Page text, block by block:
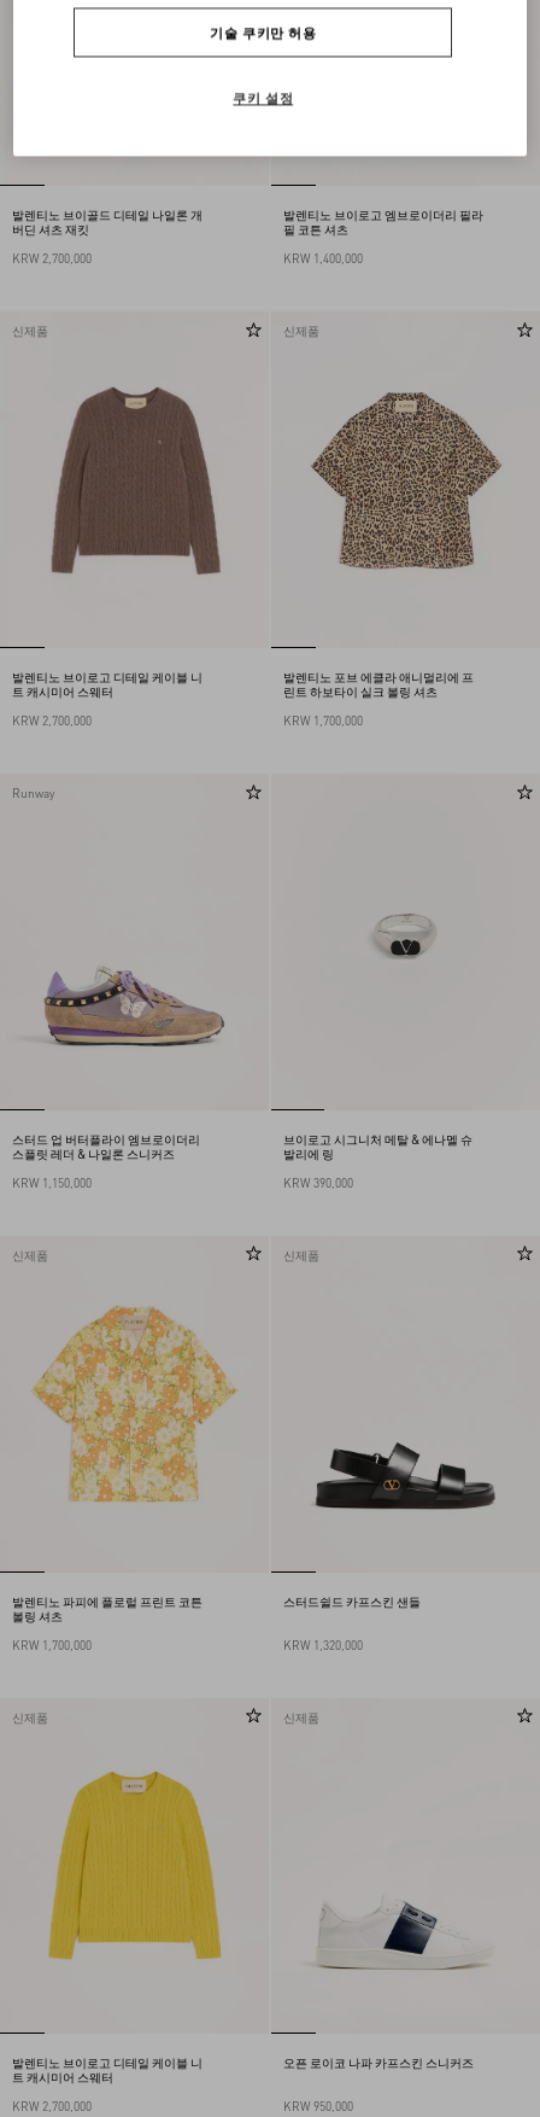
발렌티노 브이골드 디테일 나일론 개
버딘 셔츠 재킷
KRW 2,700,000
발렌티노 브이로고 엠브로이더리 필라
필 코튼 셔츠
KRW 1,400,000
신제품
발렌티노 브이로고 디테일 케이블 니
트 캐시미어 스웨터
KRW 2,700,000
신제품
발렌티노 포브 에클라 애니멀리에 프
린트 하보타이 실크 볼링 셔츠
KRW 1,700,000
Runway
스터드 업 버터플라이 엠브로이더리
스플릿 레더 & 나일론 스니커즈
KRW 1,150,000
브이로고 시그니처 메탈 & 에나멜 슈
발리에 링
KRW 390,000
신제품
발렌티노 파피에 플로럴 프린트 코튼
볼링 셔츠
KRW 1,700,000
신제품
스터드쉴드 카프스킨 샌들
KRW 1,320,000
신제품
발렌티노 브이로고 디테일 케이블 니
트 캐시미어 스웨터
KRW 2,700,000
신제품
오픈 로이코 나파 카프스킨 스니커즈
KRW 950,000
기술 쿠키만 허용
쿠키 설정